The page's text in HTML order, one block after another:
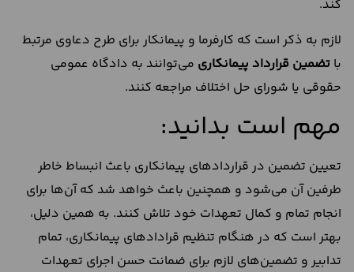
کند.
لازم به ذکر است که کارفرما و پیمانکار برای طرح دعاوی مرتبط
با تضمین قرارداد پیمانکاری می‌توانند به دادگاه عمومی
حقوقی یا شورای حل اختلاف مراجعه کنند.
مهم است بدانید:
تعیین تضمین در قراردادهای پیمانکاری باعث انبساط خاطر
طرفین آن می‌شود و همچنین باعث خواهد شد که آن‌ها برای
انجام تمام و کمال تعهدات خود تلاش کنند. به همین دلیل،
بهتر است که در هنگام تنظیم قرادادهای پیمانکاری، تمام
تدابیر و تضمین‌های لازم برای ضمانت حسن اجرای تعهدات